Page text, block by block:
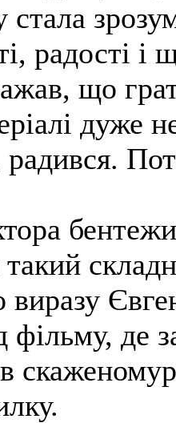
радості
що
дуже
радився.
виразу
фільму, де